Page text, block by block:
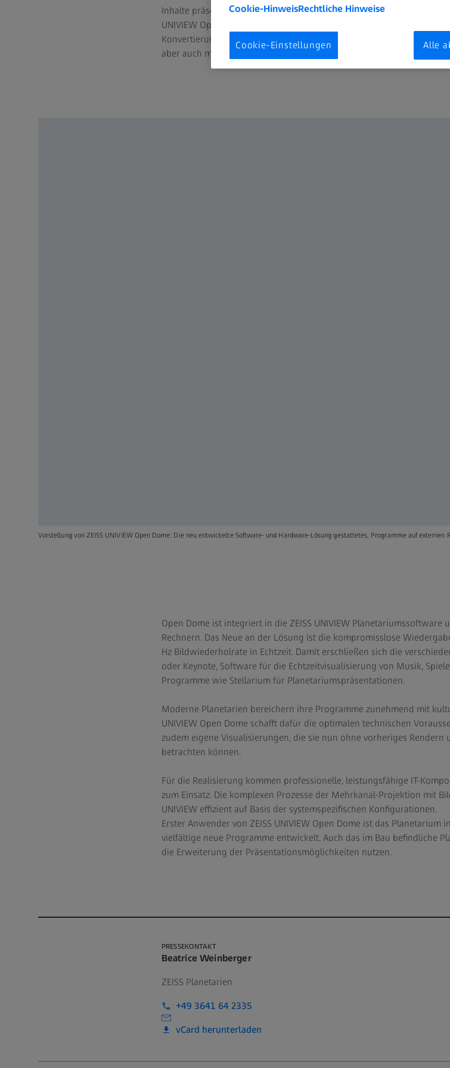
Inhalte präsentiert werden, die auf dem Computercluster des
UNIVIEW Open Dome ist es ab sofort möglich, die gesamte Vielfalt
Konvertierungsaufwand an die Kuppel zu bringen, vorzugsweise
aber auch mit klassischen Bildformaten.
Vorstellung von ZEISS UNIVIEW Open Dome: Die neu entwickelte Software- und Hardware-Lösung gestattetes, Programme auf
Open Dome ist integriert in die ZEISS UNIVIEW Planetariumssoftware
Rechnern. Das Neue an der Lösung ist die kompromisslose
Hz Bildwiederholrate in Echtzeit. Damit erschließen sich die
oder Keynote, Software für die Echtzeitvisualisierung von Musik,
Programme wie Stellarium für Planetariumspräsentationen.
Moderne Planetarien bereichern ihre Programme zunehmend mit
UNIVIEW Open Dome schafft dafür die optimalen technischen
zudem eigene Visualisierungen, die sie nun ohne vorheriges
betrachten können.
Für die Realisierung kommen professionelle, leistungsfähige IT-
zum Einsatz. Die komplexen Prozesse der Mehrkanal-Projektion mit
UNIVIEW effizient auf Basis der systemspezifischen Konfigurationen.
Erster Anwender von ZEISS UNIVIEW Open Dome ist das Planetarium
vielfältige neue Programme entwickelt. Auch das im Bau befindliche
die Erweiterung der Präsentationsmöglichkeiten nutzen.
PRESSEKONTAKT
Beatrice Weinberger
ZEISS Planetarien
+49 3641 64 2335
vCard herunterladen
Cookie-HinweisRechtliche Hinweise
Cookie-Einstellungen Alle